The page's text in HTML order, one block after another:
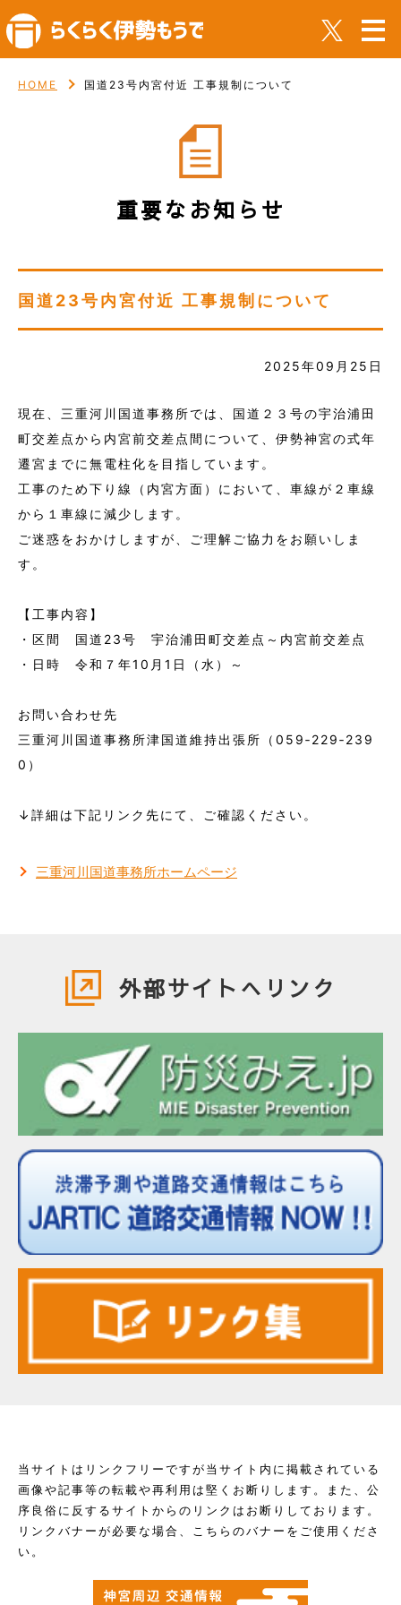
HOME 国道23号内宮付近 工事規制について
重要なお知らせ
国道23号内宮付近 工事規制について
2025年09月25日
現在、三重河川国道事務所では、国道２３号の宇治浦田
町交差点から内宮前交差点間について、伊勢神宮の式年
遷宮までに無電柱化を目指しています。
工事のため下り線（内宮方面）において、車線が２車線
から１車線に減少します。
ご迷惑をおかけしますが、ご理解ご協力をお願いしま
す。
【工事内容】
・区間 国道23号 宇治浦田町交差点～内宮前交差点
・日時 令和７年10月1日（水）～
お問い合わせ先
三重河川国道事務所津国道維持出張所（059‐229‐239
0）
↓詳細は下記リンク先にて、ご確認ください。
三重河川国道事務所ホームページ
外部サイトへリンク
当サイトはリンクフリーですが当サイト内に掲載されている
画像や記事等の転載や再利用は堅くお断りします。また、公
序良俗に反するサイトからのリンクはお断りしております。
リンクバナーが必要な場合、こちらのバナーをご使用くださ
い。